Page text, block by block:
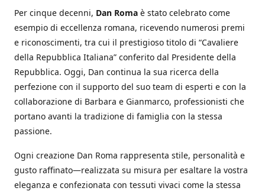
Per cinque decenni, Dan Roma è stato celebrato come
esempio di eccellenza romana, ricevendo numerosi premi
e riconoscimenti, tra cui il prestigioso titolo di “Cavaliere
della Repubblica Italiana” conferito dal Presidente della
Repubblica. Oggi, Dan continua la sua ricerca della
perfezione con il supporto del suo team di esperti e con la
collaborazione di Barbara e Gianmarco, professionisti che
portano avanti la tradizione di famiglia con la stessa
passione.
Ogni creazione Dan Roma rappresenta stile, personalità e
gusto raffinato—realizzata su misura per esaltare la vostra
eleganza e confezionata con tessuti vivaci come la stessa